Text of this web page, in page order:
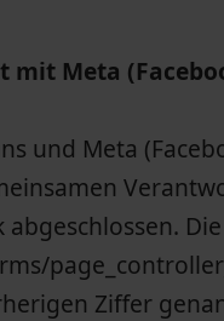
mit Meta
und Meta
Ziffer